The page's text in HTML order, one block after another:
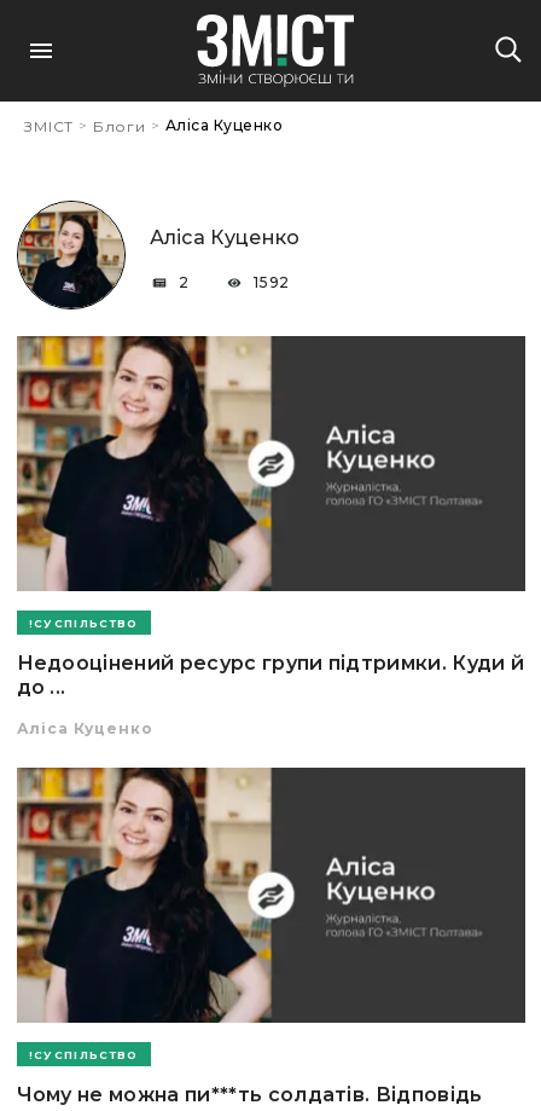
ЗМІСТ > Блоги > Аліса Куценко
Аліса Куценко
2 1592
СУСПІЛЬСТВО
Недооцінений ресурс групи підтримки. Куди й
до ...
Аліса Куценко
СУСПІЛЬСТВО
Чому не можна пи***ть солдатів. Відповідь